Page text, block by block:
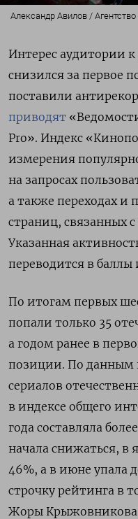
Александр Авилов /
Интерес аудитории
снизился за первое
поставили
приводят
Pro». Индекс
измерения
на запросах
а также переходах и
страниц, связанных
Указанная
переводится в баллы
По итогам первых
попали только 35
а годом ранее в
позиции. По данным
сериалов
в индексе общего
года составляла
начала снижаться, в
46%, а в июне упала
строчку рейтинга в
Жоры Крыжовникова